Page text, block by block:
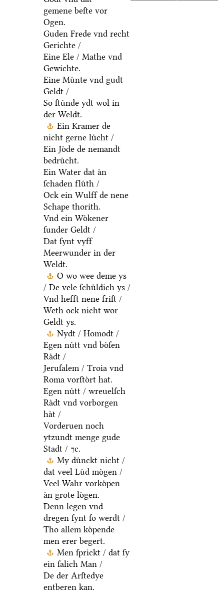
gemene beſte vor
Ogen.
Guden Frede vnd recht
Gerichte /
Eine Ele / Mathe vnd
Gewichte.
Eine Muͤnte vnd gudt
Geldt /
So ſtuͤnde ydt wol in
der Weldt.
Ein Kramer de
nicht gerne luͤcht /
Ein Joͤde de nemandt
bedruͤcht.
Ein Water dat aͤn
ſchaden fluͤth /
Ock ein Wulff de nene
Schape thorith.
Vnd ein Woͤkener
ſunder Geldt /
Dat ſynt vyff
Meerwunder in der
Weldt.
O wo wee deme ys
/ De vele ſchuͤldich ys /
Vnd hefft nene friſt /
Weth ock nicht wor
Geldt ys.
Nydt / Homodt /
Egen nuͤtt vnd boͤſen
Raͤdt /
Jeruſalem / Troia vnd
Roma vorſtoͤrt hat.
Egen nuͤtt / wreuelſch
Raͤdt vnd vorborgen
haͤt /
Vorderuen noch
ytzundt menge gude
Stadt / ⁊c.
My duͤnckt nicht /
dat veel Luͤd moͤgen /
Veel Wahr vorkoͤpen
aͤn grote loͤgen.
Denn legen vnd
dregen ſynt ſo werdt /
Tho allem koͤpende
men erer begert.
Men ſprickt / dat ſy
ein ſalich Man /
De der Arſtedye
entberen kan.